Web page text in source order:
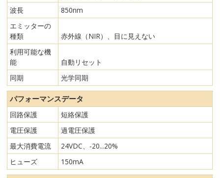
波長
850nm
エミッターの
種類
赤外線（NIR）、目に見えない
利用可能な機
能
自動リセット
同期
光学同期
パフォーマンスデータ
回路保護
短絡保護
電圧保護
過電圧保護
最大消費電流
24VDC、-20...20%
ヒューズ
150mA